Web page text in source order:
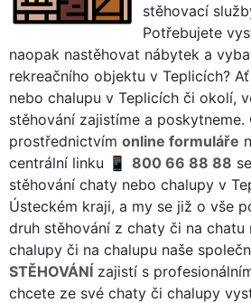
stěhovací
Potřebujete
naopak nastěhovat nábytek a
rekreačního objektu v Teplicích?
nebo chalupu v Teplicích či okolí,
stěhování zajistíme a poskytneme.
prostřednictvím online formuláře
centrální linku
800 66 88 88
stěhování chaty nebo chalupy v
Ústeckém kraji, a my se již o vše
druh stěhování z chaty či na chatu
chalupy či na chalupu naše
STĚHOVÁNÍ zajistí s
chcete ze své chaty či chalupy